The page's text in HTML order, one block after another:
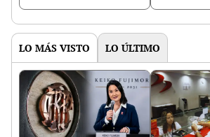
una
LO MÁS VISTO LO ÚLTIMO